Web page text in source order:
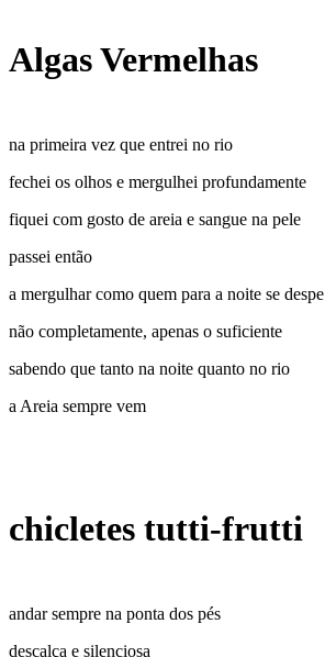
Algas Vermelhas
na primeira vez que entrei no rio
fechei os olhos e mergulhei profundamente
fiquei com gosto de areia e sangue na pele
passei então
a mergulhar como quem para a noite se despe
não completamente, apenas o suficiente
sabendo que tanto na noite quanto no rio
a Areia sempre vem
chicletes tutti-frutti
andar sempre na ponta dos pés
descalça e silenciosa